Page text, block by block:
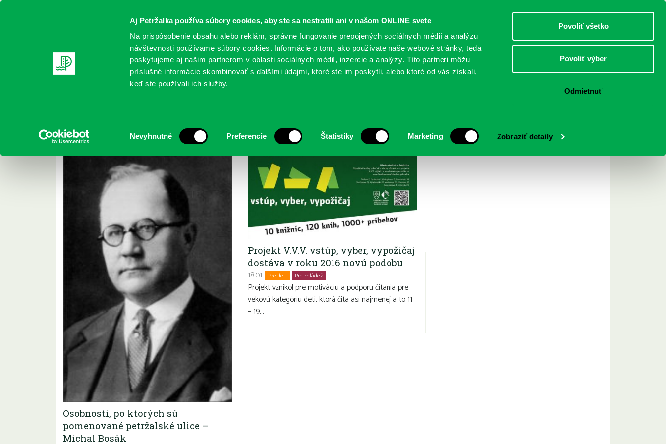
Aj Petržalka používa súbory cookies, aby ste sa nestratili ani v našom ONLINE svete
Na prispôsobenie obsahu alebo reklám, správne fungovanie prepojených sociálnych médií a analýzu
návštevnosti používame súbory cookies. Informácie o tom, ako používate naše webové stránky, teda
poskytujeme aj našim partnerom v oblasti sociálnych médií, inzercie a analýzy. Títo partneri môžu
príslušné informácie skombinovať s ďalšími údajmi, ktoré ste im poskytli, alebo ktoré od vás získali,
keď ste používali ich služby.
súhlasu
Nevyhnutné Preferencie Štatistiky Marketing Zobraziť detaily
Povoliť všetko
Povoliť výber
Odmietnuť
DOSPELÍ
REGISTRUJTE SA ONLINE KATALÓGY SLUŽBY PODUJATIA POBOČKY O KNIŽNICI
Archív január 2016
Osobnosti, po ktorých sú
pomenované petržalské ulice –
Michal Bosák
Projekt V.V.V. vstúp, vyber, vypožičaj
dostáva v roku 2016 novú podobu
18.01. Pre deti Pre mládež
Projekt vznikol pre motiváciu a podporu čítania pre
vekovú kategóriu detí, ktorá číta asi najmenej a to 11
– 19…